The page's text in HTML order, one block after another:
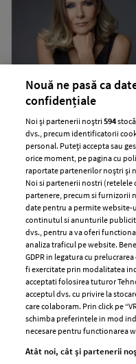
Romanița Iovan,
motivele pentru
după 14 ani de
"Deciziile luate din
PEOPLE 31 iulie 2026
Creatoarea de modă și
până acum nu au făcut
+ MAI MULTE
Nouă ne pasă ca
confidențiale
Noi și partenerii noștri594
dvs., precum identificatorii
personal. Puteți accepta sau
orice moment, pe pagina cu
raportate partenerilor noștri și
Noi si partenerii nostri (retelele
partenere, precum si furnizorii
date pentru a permite
continutul si anunturile
dvs., pentru a va oferi
analiza traficul pe website.
GDPR in legatura cu
fi exercitate prin modalitatea
acceptati folosirea tuturor
acceptul dvs. cu privire la
care colaboram. Prin click pe
schimba preferintele in mod
necesare pentru functionarea
Atât noi, cât și partenerii